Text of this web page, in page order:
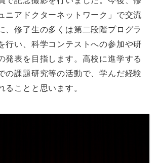
ニアドクターネットワーク」で交流
、修了生の多くは第二段階プログラ
行い、科学コンテストへの参加や研
発表を目指します。高校に進学する
の課題研究等の活動で、学んだ経験
ることと思います。